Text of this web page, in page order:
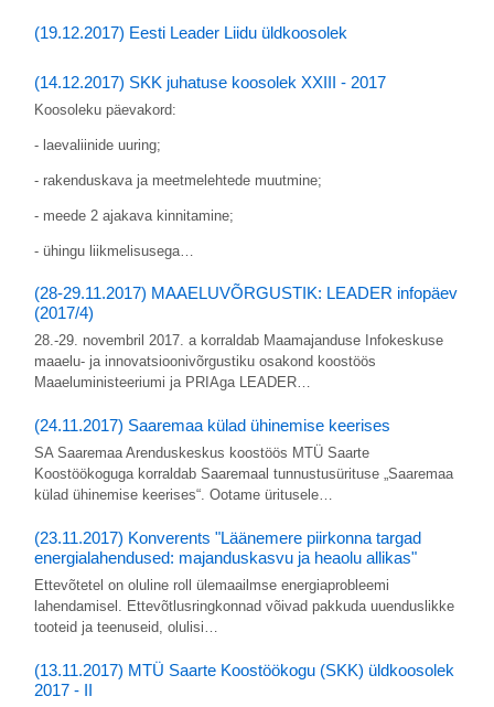
(19.12.2017) Eesti Leader Liidu üldkoosolek
(14.12.2017) SKK juhatuse koosolek XXIII - 2017
Koosoleku päevakord:
- laevaliinide uuring;
- rakenduskava ja meetmelehtede muutmine;
- meede 2 ajakava kinnitamine;
- ühingu liikmelisusega…
(28-29.11.2017) MAAELUVÕRGUSTIK: LEADER infopäev
(2017/4)
28.-29. novembril 2017. a korraldab Maamajanduse Infokeskuse
maaelu- ja innovatsioonivõrgustiku osakond koostöös
Maaeluministeeriumi ja PRIAga LEADER…
(24.11.2017) Saaremaa külad ühinemise keerises
SA Saaremaa Arenduskeskus koostöös MTÜ Saarte
Koostöökoguga korraldab Saaremaal tunnustusürituse „Saaremaa
külad ühinemise keerises“. Ootame üritusele…
(23.11.2017) Konverents "Läänemere piirkonna targad
energialahendused: majanduskasvu ja heaolu allikas"
Ettevõtetel on oluline roll ülemaailmse energiaprobleemi
lahendamisel. Ettevõtlusringkonnad võivad pakkuda uuenduslikke
tooteid ja teenuseid, olulisi…
(13.11.2017) MTÜ Saarte Koostöökogu (SKK) üldkoosolek
2017 - II